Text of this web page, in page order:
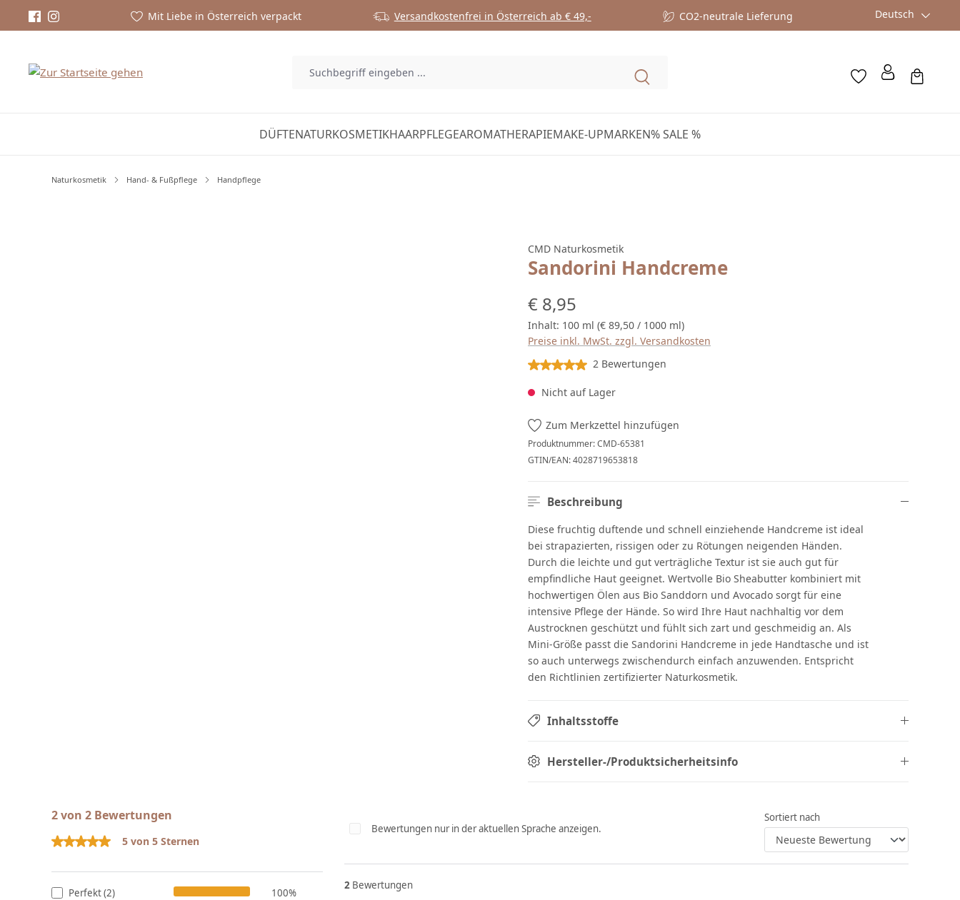
Mit Liebe in Österreich verpackt Versandkostenfrei in Österreich ab € 49,- CO2-neutrale Lieferung Deutsch
DÜFTENATURKOSMETIKHAARPFLEGEAROMATHERAPIEMAKE-UPMARKEN% SALE %
Naturkosmetik Hand- & Fußpflege Handpflege
CMD Naturkosmetik
Sandorini Handcreme
Regulärer Preis:
€ 8,95
Inhalt: 100 ml (€ 89,50 / 1000 ml)
Preise inkl. MwSt. zzgl. Versandkosten
Durchschnittliche Bewertung von 5 von 5 Sternen
2 Bewertungen
Nicht auf Lager
Zum Merkzettel hinzufügen
Produktnummer:CMD-65381
GTIN/EAN:4028719653818
Beschreibung
Diese fruchtig duftende und schnell einziehende Handcreme ist ideal
bei strapazierten, rissigen oder zu Rötungen neigenden Händen.
Durch die leichte und gut verträgliche Textur ist sie auch gut für
empfindliche Haut geeignet. Wertvolle Bio Sheabutter kombiniert mit
hochwertigen Ölen aus Bio Sanddorn und Avocado sorgt für eine
intensive Pflege der Hände. So wird Ihre Haut nachhaltig vor dem
Austrocknen geschützt und fühlt sich zart und geschmeidig an. Als
Mini-Größe passt die Sandorini Handcreme in jede Handtasche und ist
so auch unterwegs zwischendurch einfach anzuwenden. Entspricht
den Richtlinien zertifizierter Naturkosmetik.
Inhaltsstoffe
Hersteller-/Produktsicherheitsinfo
2 von 2 Bewertungen
Durchschnittliche Bewertung von 5 von 5 Sternen
5 von 5 Sternen
Perfekt (2) 100%
Bewertungen nur in der aktuellen Sprache anzeigen.
Sortiert nach
2 Bewertungen